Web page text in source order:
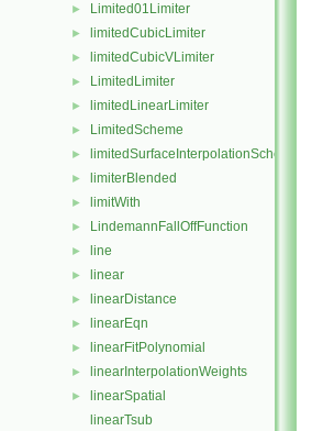
► Limited01Limiter
► limitedCubicLimiter
► limitedCubicVLimiter
► LimitedLimiter
► limitedLinearLimiter
► LimitedScheme
► limitedSurfaceInterpolationScheme
► limiterBlended
► limitWith
► LindemannFallOffFunction
► line
► linear
► linearDistance
► linearEqn
► linearFitPolynomial
► linearInterpolationWeights
►
linearSpatial
linearTsub